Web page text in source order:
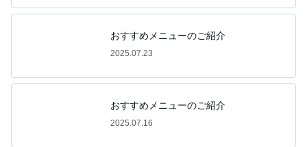
おすすめメニューのご紹介
2025.07.23
おすすめメニューのご紹介
2025.07.16